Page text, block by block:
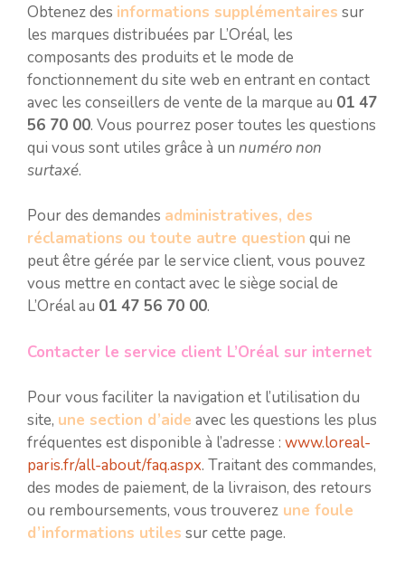
Obtenez des informations supplémentaires sur
les marques distribuées par L’Oréal, les
composants des produits et le mode de
fonctionnement du site web en entrant en contact
avec les conseillers de vente de la marque au 01 47
56 70 00. Vous pourrez poser toutes les questions
qui vous sont utiles grâce à un numéro non
surtaxé.
Pour des demandes administratives, des
réclamations ou toute autre question qui ne
peut être gérée par le service client, vous pouvez
vous mettre en contact avec le siège social de
L’Oréal au 01 47 56 70 00.
Contacter le service client L’Oréal sur internet
Pour vous faciliter la navigation et l’utilisation du
site, une section d’aide avec les questions les plus
fréquentes est disponible à l’adresse : www.loreal-
paris.fr/all-about/faq.aspx. Traitant des commandes,
des modes de paiement, de la livraison, des retours
ou remboursements, vous trouverez une foule
d’informations utiles sur cette page.